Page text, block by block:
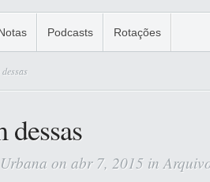
Podcasts Rotações
dessas
on abr 7, 2015 in